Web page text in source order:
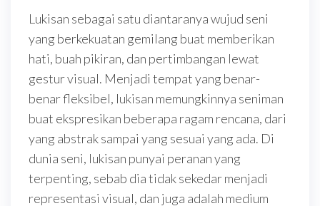
Lukisan sebagai satu diantaranya wujud seni
yang berkekuatan gemilang buat memberikan
hati, buah pikiran, dan pertimbangan lewat
gestur visual. Menjadi tempat yang benar-
benar fleksibel, lukisan memungkinnya seniman
buat ekspresikan beberapa ragam rencana, dari
yang abstrak sampai yang sesuai yang ada. Di
dunia seni, lukisan punyai peranan yang
terpenting, sebab dia tidak sekedar menjadi
representasi visual, dan juga adalah medium